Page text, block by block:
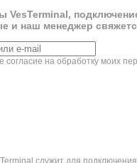
VesTerminal,
и наш менеджер
на обработку моих
служит для